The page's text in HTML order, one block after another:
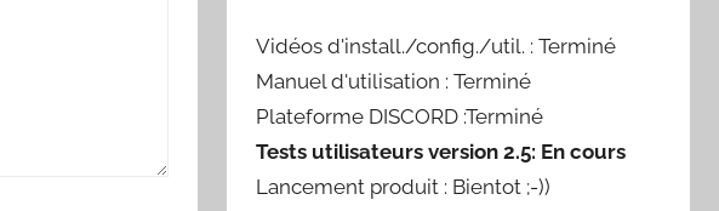
Vidéos d'install./config./util. : Terminé
Manuel d'utilisation : Terminé
Plateforme DISCORD :Terminé
Tests utilisateurs version 2.5: En cours
Lancement produit : Bientot ;-))